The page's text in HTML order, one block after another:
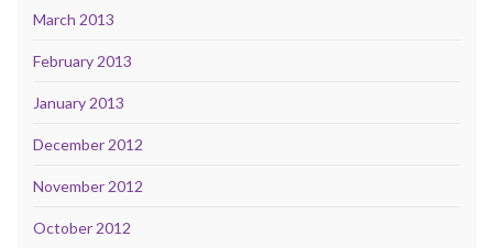
March 2013
February 2013
January 2013
December 2012
November 2012
October 2012